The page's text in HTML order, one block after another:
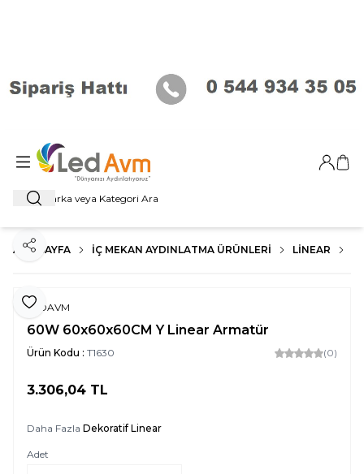
Ara
Giriş
ANA SAYFA İÇ MEKAN AYDINLATMA ÜRÜNLERI LİNEAR
Favoriye Ekle
Paylaş
LEDAVM
60W 60x60x60CM Y Linear Armatür
Ürün Kodu : T1630 (0)
3.306,04 TL
Daha Fazla Dekoratif Linear
Adet